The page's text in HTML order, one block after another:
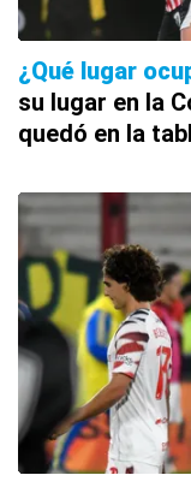
¿Qué lugar
su lugar en la
quedó en la